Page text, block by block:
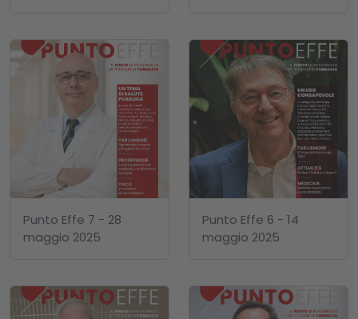
Punto Effe 7 - 28
maggio 2025
Punto Effe 6 - 14
maggio 2025